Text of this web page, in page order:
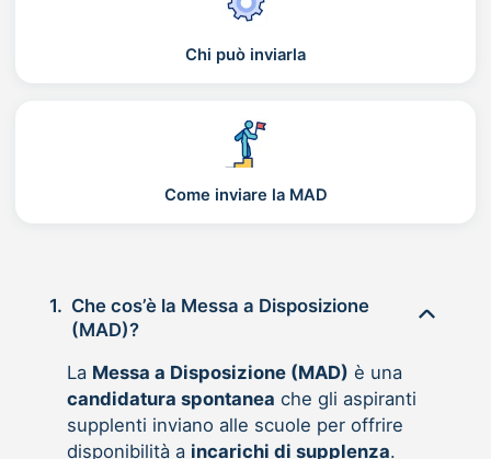
Chi può inviarla
Come inviare la MAD
1. Che cos’è la Messa a Disposizione
(MAD)?
La Messa a Disposizione (MAD) è una
candidatura spontanea che gli aspiranti
supplenti inviano alle scuole per offrire
disponibilità a incarichi di supplenza.